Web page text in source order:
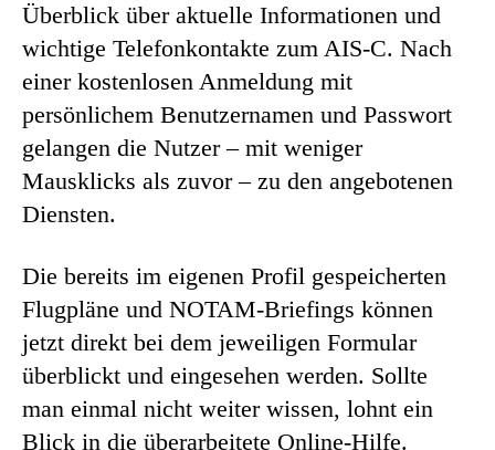
Überblick über aktuelle Informationen und
wichtige Telefonkontakte zum AIS-C. Nach
einer kostenlosen Anmeldung mit
persönlichem Benutzernamen und Passwort
gelangen die Nutzer – mit weniger
Mausklicks als zuvor – zu den angebotenen
Diensten.
Die bereits im eigenen Profil gespeicherten
Flugpläne und NOTAM-Briefings können
jetzt direkt bei dem jeweiligen Formular
überblickt und eingesehen werden. Sollte
man einmal nicht weiter wissen, lohnt ein
Blick in die überarbeitete Online-Hilfe.